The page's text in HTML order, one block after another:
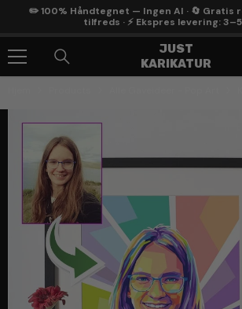
Gå Til Indhold
✏️ 100% Håndtegnet — Ingen AI · 🔄
tilfreds · ⚡ Ekspres levering:
JUST
KARIKATUR